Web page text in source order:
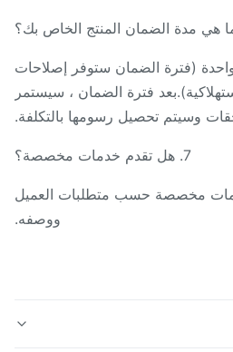
(فترة الضمان ستوفر إصلاحات
فترة الضمان ، سيستمر
وسيتم تحصيل رسومها بالتكلفة.
مخصصة حسب متطلبات العميل
ووصفه.